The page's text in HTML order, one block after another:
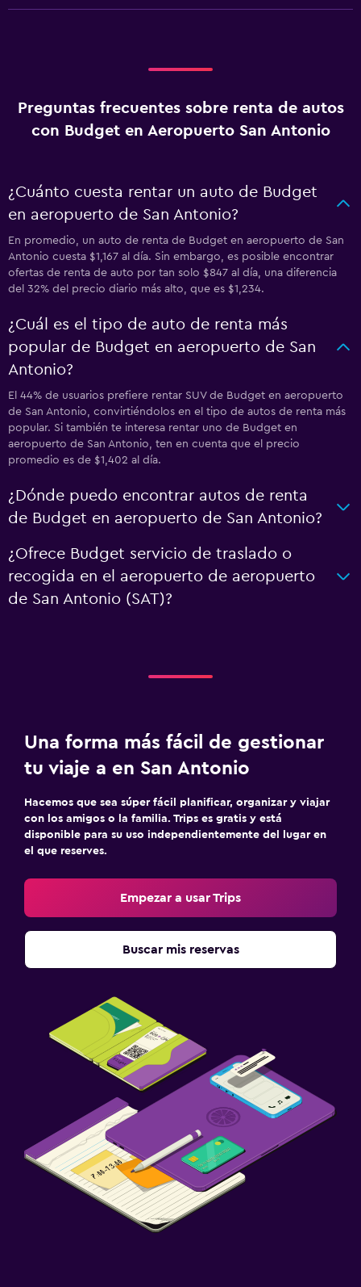
Preguntas frecuentes sobre renta de autos
con Budget en Aeropuerto San Antonio
¿Cuánto cuesta rentar un auto de Budget
en aeropuerto de San Antonio?
En promedio, un auto de renta de Budget en aeropuerto de San
Antonio cuesta $1,167 al día. Sin embargo, es posible encontrar
ofertas de renta de auto por tan solo $847 al día, una diferencia
del 32% del precio diario más alto, que es $1,234.
¿Cuál es el tipo de auto de renta más
popular de Budget en aeropuerto de San
Antonio?
El 44% de usuarios prefiere rentar SUV de Budget en aeropuerto
de San Antonio, convirtiéndolos en el tipo de autos de renta más
popular. Si también te interesa rentar uno de Budget en
aeropuerto de San Antonio, ten en cuenta que el precio
promedio es de $1,402 al día.
¿Dónde puedo encontrar autos de renta
de Budget en aeropuerto de San Antonio?
¿Ofrece Budget servicio de traslado o
recogida en el aeropuerto de aeropuerto
de San Antonio (SAT)?
Una forma más fácil de gestionar
tu viaje a en San Antonio
Hacemos que sea súper fácil planificar, organizar y viajar
con los amigos o la familia. Trips es gratis y está
disponible para su uso independientemente del lugar en
el que reserves.
Empezar a usar Trips
Buscar mis reservas